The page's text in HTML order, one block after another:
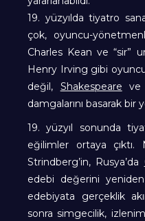
19. yüzyılda tiyatro
çok, oyuncu-
Charles Kean ve “sir”
Henry Irving gibi
değil, Shakespeare ve
damgalarını basarak bir
19. yüzyıl sonunda
eğilimler ortaya çıktı.
Strindberg’in, Rusya’da
edebi değerini
edebiyata gerçeklik
sonra simgecilik,